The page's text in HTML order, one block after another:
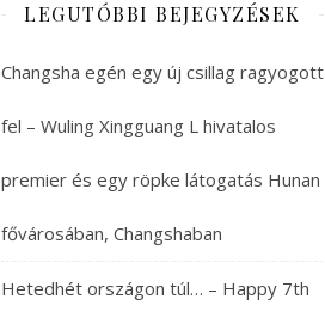
LEGUTÓBBI BEJEGYZÉSEK
Changsha egén egy új csillag ragyogott
fel – Wuling Xingguang L hivatalos
premier és egy röpke látogatás Hunan
fővárosában, Changshaban
Hetedhét országon túl… – Happy 7th